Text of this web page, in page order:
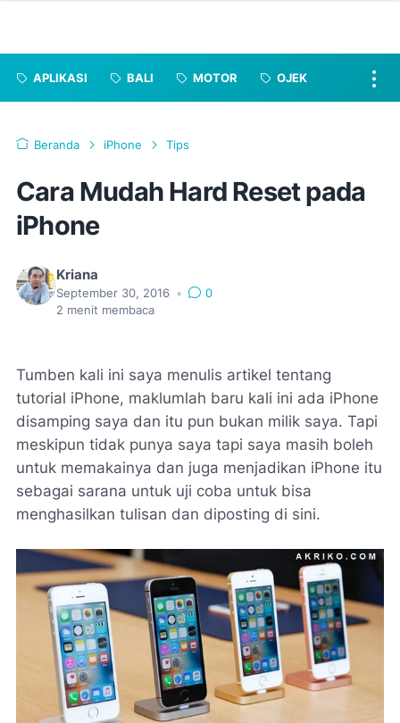
APLIKASI BALI MOTOR OJEK
Beranda iPhone Tips
Cara Mudah Hard Reset pada
iPhone
Kriana
September 30, 2016 •
0
2 menit membaca
Tumben kali ini saya menulis artikel tentang
tutorial iPhone, maklumlah baru kali ini ada iPhone
disamping saya dan itu pun bukan milik saya. Tapi
meskipun tidak punya saya tapi saya masih boleh
untuk memakainya dan juga menjadikan iPhone itu
sebagai sarana untuk uji coba untuk bisa
menghasilkan tulisan dan diposting di sini.